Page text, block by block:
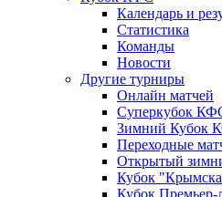
Календарь и
Статистика
Команды
Новости
Другие турниры
Онлайн матчей
Суперкубок
Зимний Кубок
Переходные
Открытый
Кубок
Кубок